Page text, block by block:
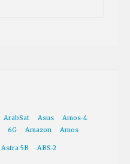
ArabSat Asus
Amos-4
6G Amazon Amos
Astra 5B ABS-2